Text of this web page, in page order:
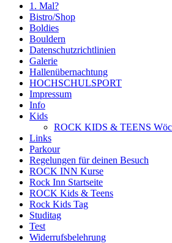
1. Mal?
Bistro/Shop
Boldies
Bouldern
Datenschutzrichtlinien
Galerie
Hallenübernachtung
HOCHSCHULSPORT
Impressum
Info
Kids
ROCK KIDS & TEENS
Links
Parkour
Regelungen für deinen Besuch
ROCK INN Kurse
Rock Inn Startseite
ROCK Kids & Teens
Rock Kids Tag
Studitag
Test
Widerrufsbelehrung